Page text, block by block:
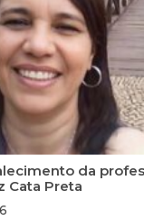
da
Cata Preta